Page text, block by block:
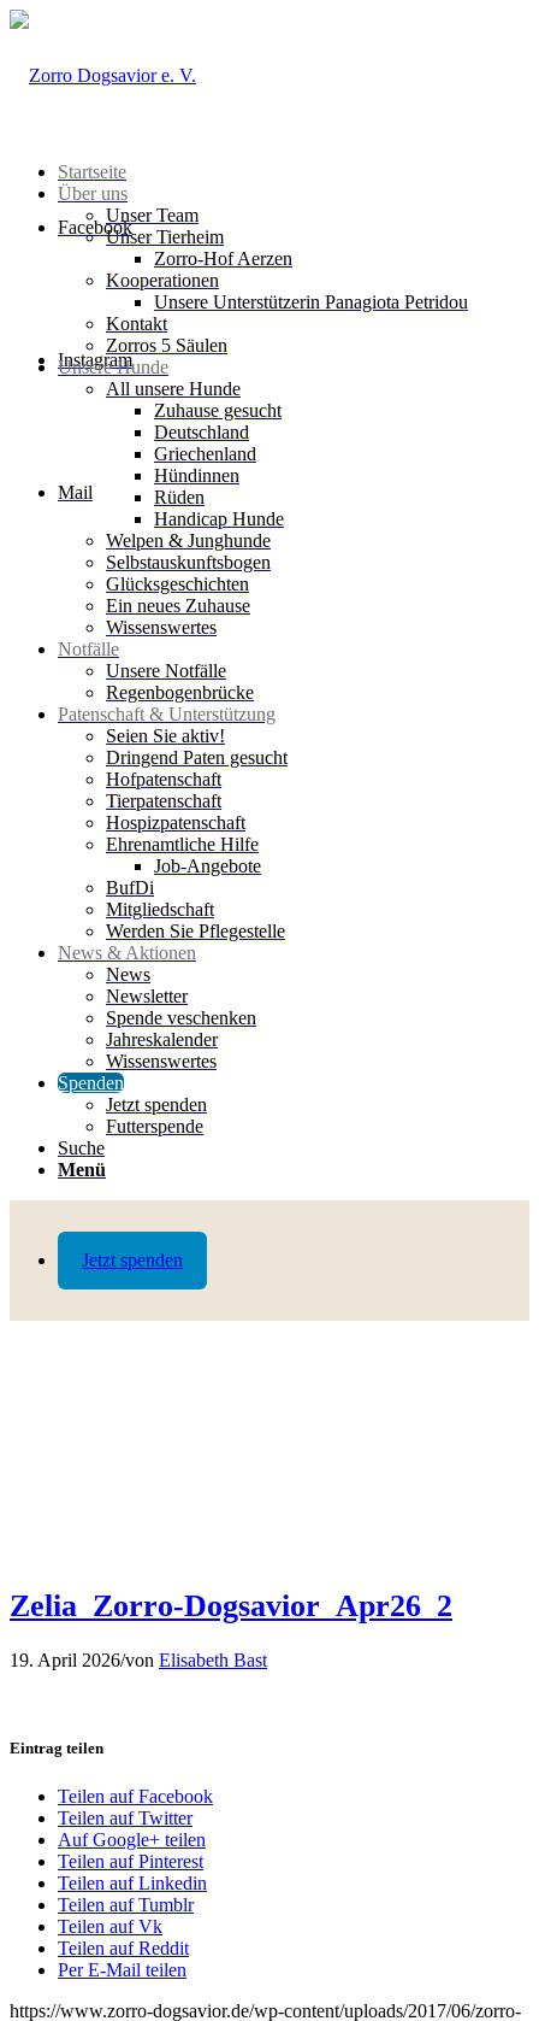
Jetzt spenden
Facebook
Instagram
Mail
Startseite
Über uns
Unser Team
Unser Tierheim
Zorro-Hof Aerzen
Kooperationen
Unsere Unterstützerin Panagiota Petridou
Kontakt
Zorros 5 Säulen
Unsere Hunde
All unsere Hunde
Zuhause gesucht
Deutschland
Griechenland
Hündinnen
Rüden
Handicap Hunde
Welpen & Junghunde
Selbstauskunftsbogen
Glücksgeschichten
Ein neues Zuhause
Wissenswertes
Notfälle
Unsere Notfälle
Regenbogenbrücke
Patenschaft & Unterstützung
Seien Sie aktiv!
Dringend Paten gesucht
Hofpatenschaft
Tierpatenschaft
Hospizpatenschaft
Ehrenamtliche Hilfe
Job-Angebote
BufDi
Mitgliedschaft
Werden Sie Pflegestelle
News & Aktionen
News
Newsletter
Spende veschenken
Jahreskalender
Wissenswertes
Spenden
Jetzt spenden
Futterspende
Suche
Menü
Zelia_Zorro-Dogsavior_Apr26_2
19. April 2026/von Elisabeth Bast
Eintrag teilen
Teilen auf Facebook
Teilen auf Twitter
Auf Google+ teilen
Teilen auf Pinterest
Teilen auf Linkedin
Teilen auf Tumblr
Teilen auf Vk
Teilen auf Reddit
Per E-Mail teilen
https://www.zorro-dogsavior.de/wp-content/uploads/2017/06/zorro-